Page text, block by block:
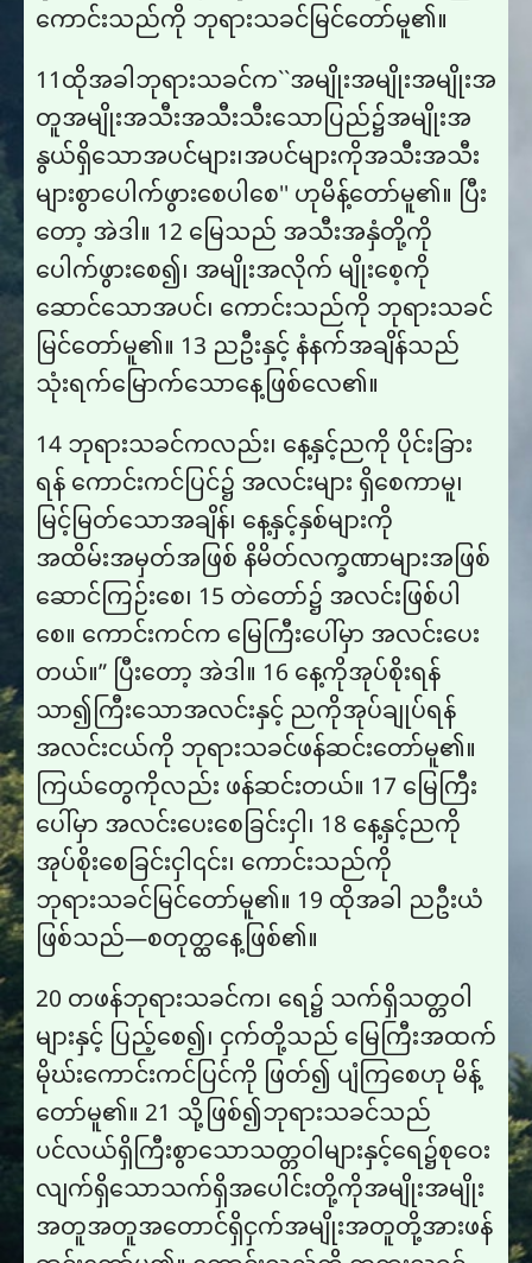
ကောင်းသည်ကို ဘုရားသခင်မြင်တော်မူ၏။
11ထို​အ​ခါ​ဘု​ရား​သ​ခင်​က``အ​မျိုး​အ​မျိုး​အ​မျိုး​အ​
တူ​အ​မျိုး​အ​သီး​အ​သီး​သီး​သော​ပြည်​၌​အ​မျိုး​အ​
နွယ်​ရှိ​သော​အ​ပင်​များ၊​အ​ပင်​များ​ကို​အ​သီး​အ​သီး​
များ​စွာ​ပေါက်​ဖွား​စေ​ပါ​စေ'' ဟု​မိန့်​တော်​မူ​၏။ ပြီး
တော့ အဲဒါ။ 12 မြေသည် အသီးအနှံတို့ကို
ပေါက်ဖွားစေ၍၊ အမျိုးအလိုက် မျိုးစေ့ကို
ဆောင်သောအပင်၊ ကောင်းသည်ကို ဘုရားသခင်
မြင်တော်မူ၏။ 13 ညဦးနှင့် နံနက်အချိန်သည်
သုံးရက်မြောက်သောနေ့ဖြစ်လေ၏။
14 ဘုရားသခင်ကလည်း၊ နေ့နှင့်ညကို ပိုင်းခြား
ရန် ကောင်းကင်ပြင်၌ အလင်းများ ရှိစေကာမူ၊
မြင့်မြတ်သောအချိန်၊ နေ့နှင့်နှစ်များကို
အထိမ်းအမှတ်အဖြစ် နိမိတ်လက္ခဏာများအဖြစ်
ဆောင်ကြဉ်းစေ၊ 15 တဲတော်၌ အလင်းဖြစ်ပါ
စေ။ ကောင်းကင်က မြေကြီးပေါ်မှာ အလင်းပေး
တယ်။” ပြီးတော့ အဲဒါ။ 16 နေ့ကိုအုပ်စိုးရန်
သာ၍ကြီးသောအလင်းနှင့် ညကိုအုပ်ချုပ်ရန်
အလင်းငယ်ကို ဘုရားသခင်ဖန်ဆင်းတော်မူ၏။
ကြယ်တွေကိုလည်း ဖန်ဆင်းတယ်။ 17 မြေကြီး
ပေါ်မှာ အလင်းပေးစေခြင်းငှါ၊ 18 နေ့နှင့်ညကို
အုပ်စိုးစေခြင်းငှါ၎င်း၊ ကောင်းသည်ကို
ဘုရားသခင်မြင်တော်မူ၏။ 19 ထို​အ​ခါ ည​ဦး​ယံ​
ဖြစ်​သည်​—စ​တု​တ္ထ​နေ့​ဖြစ်​၏။
20 တဖန်ဘုရားသခင်က၊ ရေ၌ သက်ရှိသတ္တဝါ
များနှင့် ပြည့်စေ၍၊ ငှက်တို့သည် မြေကြီးအထက်
မိုဃ်းကောင်းကင်ပြင်ကို ဖြတ်၍ ပျံကြစေဟု မိန့်
တော်မူ၏။ 21 သို့​ဖြစ်​၍​ဘု​ရား​သ​ခင်​သည်​
ပင်လယ်​ရှိ​ကြီး​စွာ​သော​သ​တ္တ​ဝါ​များ​နှင့်​ရေ​၌​စု​ဝေး​
လျက်​ရှိ​သော​သက်​ရှိ​အ​ပေါင်း​တို့​ကို​အ​မျိုး​အ​မျိုး​
အ​တူ​အ​တူ​အ​တောင်​ရှိ​ငှက်​အ​မျိုး​အ​တူ​တို့​အား​ဖန်​